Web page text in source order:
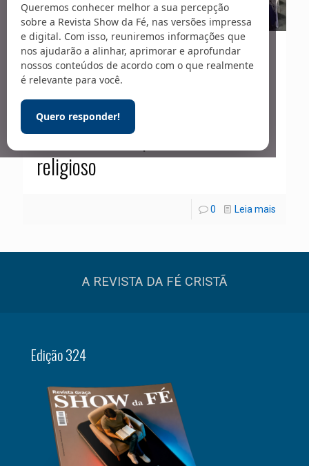
Queremos conhecer melhor a sua percepção
sobre a Revista Show da Fé, nas versões impressa
e digital. Com isso, reuniremos informações que
nos ajudarão a alinhar, aprimorar e aprofundar
nossos conteúdos de acordo com o que realmente
é relevante para você.
Quero responder!
23/01/2026
Líderes avaliam o crescimento
expressivo de evangélicos no
Peru, marcado por sincretismo
religioso
0 Leia mais
A REVISTA DA FÉ CRISTÃ
Edição 324